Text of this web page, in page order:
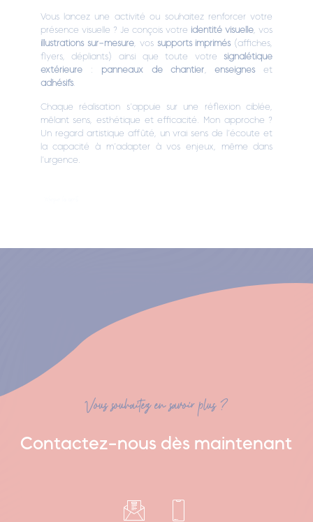
Vous lancez une activité ou souhaitez renforcer votre
présence visuelle ? Je conçois votre identité visuelle , vos
illustrations sur-mesure, vos supports imprimés (affiches,
flyers, dépliants) ainsi que toute votre signalétique
extérieure: panneaux de chantier ,enseignes et
adhésifs.
Chaque réalisation s’appuie sur une réflexion ciblée,
mêlant sens, esthétique et efficacité. Mon approche ?
Un regard artistique affûté, un vrai sens de l’écoute et
la capacité à m’adapter à vos enjeux, même dans
l’urgence.
Vous souhaitez en savoir plus ?
Contactez-nous dès maintenant